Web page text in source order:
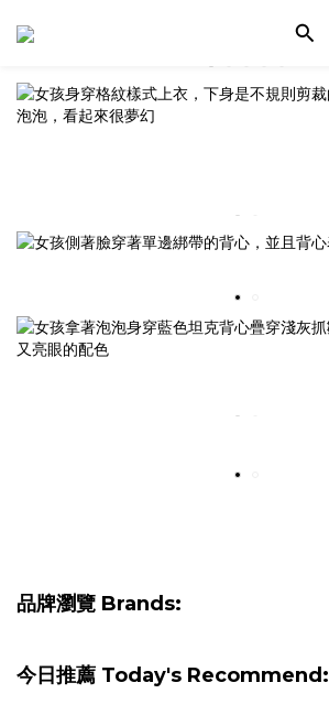
品牌瀏覽 Brands:
今日推薦 Today's Recommend: